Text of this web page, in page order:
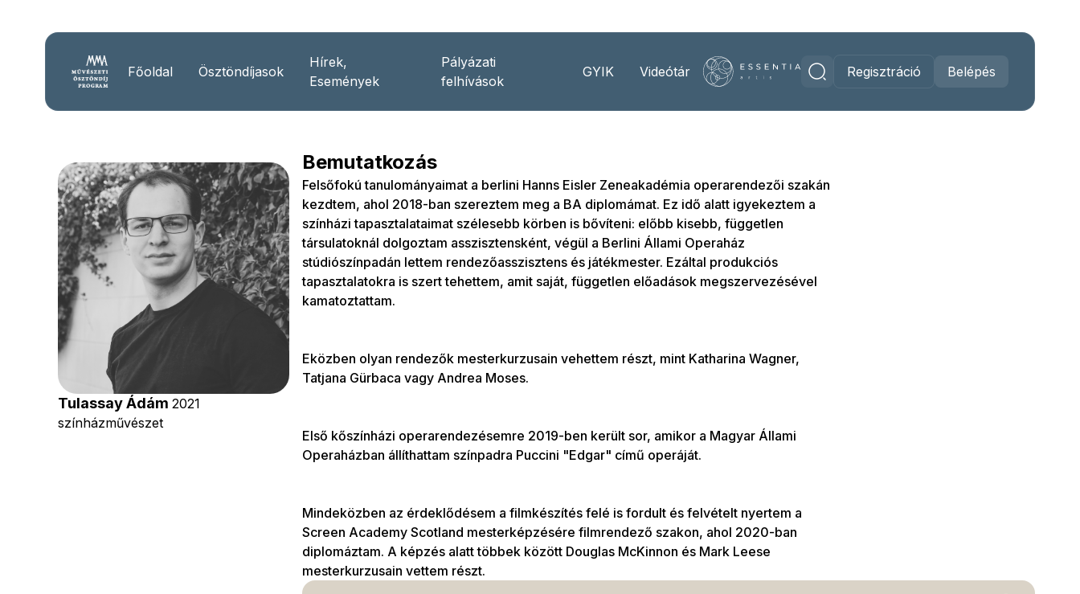
Főoldal Ösztöndíjasok
Hírek,
Események
Pályázati
felhívások
GYIK Videótár Regisztráció Belépés
Tulassay Ádám 2021
színházművészet
Bemutatkozás
Felsőfokú tanulományaimat a berlini Hanns Eisler Zeneakadémia operarendezői szakán
kezdtem, ahol 2018-ban szereztem meg a BA diplomámat. Ez idő alatt igyekeztem a
színházi tapasztalataimat szélesebb körben is bővíteni: előbb kisebb, független
társulatoknál dolgoztam asszisztensként, végül a Berlini Állami Operaház
stúdiószínpadán lettem rendezőasszisztens és játékmester. Ezáltal produkciós
tapasztalatokra is szert tehettem, amit saját, független előadások megszervezésével
kamatoztattam.
Eközben olyan rendezők mesterkurzusain vehettem részt, mint Katharina Wagner,
Tatjana Gürbaca vagy Andrea Moses.
Első kőszínházi operarendezésemre 2019-ben került sor, amikor a Magyar Állami
Operaházban állíthattam színpadra Puccini "Edgar" című operáját.
Mindeközben az érdeklődésem a filmkészítés felé is fordult és felvételt nyertem a
Screen Academy Scotland mesterképzésére filmrendező szakon, ahol 2020-ban
diplomáztam. A képzés alatt többek között Douglas McKinnon és Mark Leese
mesterkurzusain vettem részt.